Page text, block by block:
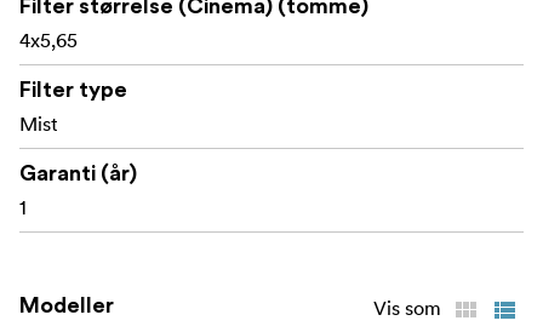
Filter størrelse (Cinema) (tomme)
4x5,65
Filter type
Mist
Garanti (år)
1
Modeller Vis som